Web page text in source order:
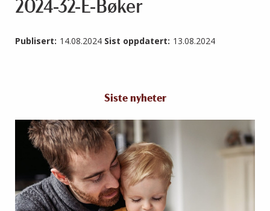
2024-32-E-Bøker
Publisert: 14.08.2024 Sist oppdatert: 13.08.2024
Siste nyheter